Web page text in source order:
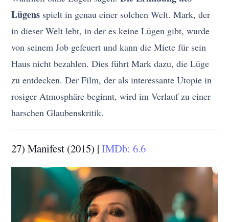
Lügens spielt in genau einer solchen Welt. Mark, der
in dieser Welt lebt, in der es keine Lügen gibt, wurde
von seinem Job gefeuert und kann die Miete für sein
Haus nicht bezahlen. Dies führt Mark dazu, die Lüge
zu entdecken. Der Film, der als interessante Utopie in
rosiger Atmosphäre beginnt, wird im Verlauf zu einer
harschen Glaubenskritik.
27) Manifest (2015) |IMDb: 6.6